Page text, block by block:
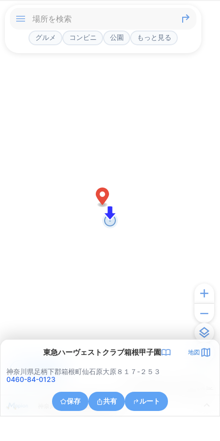
グルメ コンビニ 公園 もっと見る
東急ハーヴェストクラブ箱根甲子園 地図
神奈川県足柄下郡箱根町仙石原大原８１７-２５３
0460-84-0123
保存 共有 ルート
神奈川県足柄下郡箱根町仙石原
アプリで見る